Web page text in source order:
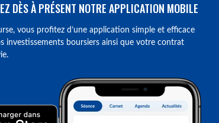
DÈS À PRÉSENT NOTRE APPLICATION MOBILE
vous profitez d’une application simple et efficace
investissements boursiers ainsi que votre contrat